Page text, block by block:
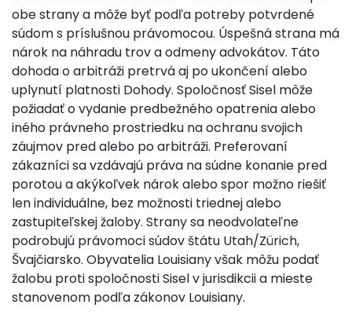
obe strany a môže byť podľa potreby potvrdené
súdom s príslušnou právomocou. Úspešná strana má
nárok na náhradu trov a odmeny advokátov. Táto
dohoda o arbitráži pretrvá aj po ukončení alebo
uplynutí platnosti Dohody. Spoločnosť Sisel môže
požiadať o vydanie predbežného opatrenia alebo
iného právneho prostriedku na ochranu svojich
záujmov pred alebo po arbitráži. Preferovaní
zákazníci sa vzdávajú práva na súdne konanie pred
porotou a akýkoľvek nárok alebo spor možno riešiť
len individuálne, bez možnosti triednej alebo
zastupiteľskej žaloby. Strany sa neodvolateľne
podrobujú právomoci súdov štátu Utah/Zürich,
Švajčiarsko. Obyvatelia Louisiany však môžu podať
žalobu proti spoločnosti Sisel v jurisdikcii a mieste
stanovenom podľa zákonov Louisiany.